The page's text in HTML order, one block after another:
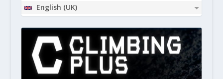
English (UK)